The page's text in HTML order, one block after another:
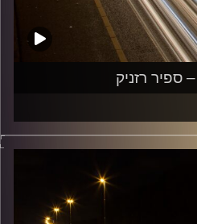
רזניק
עבודה ארוך ותחזיר אותנו